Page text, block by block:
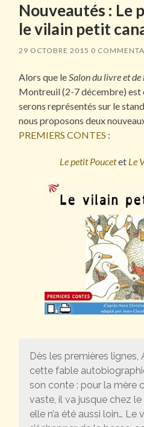
Nouveautés : Le
le vilain petit
29 OCTOBRE 2015 0
Alors que leSalon du livre et de
Montreuil (2-7 décembre) est
serons représentés sur le
nous proposons deux
PREMIERS CONTES :
Le petit Poucetet Le
Dès les premières lignes,
cette fable
son conte : pour la mère
vaste, il va jusque chez
elle n’a été aussi loin…